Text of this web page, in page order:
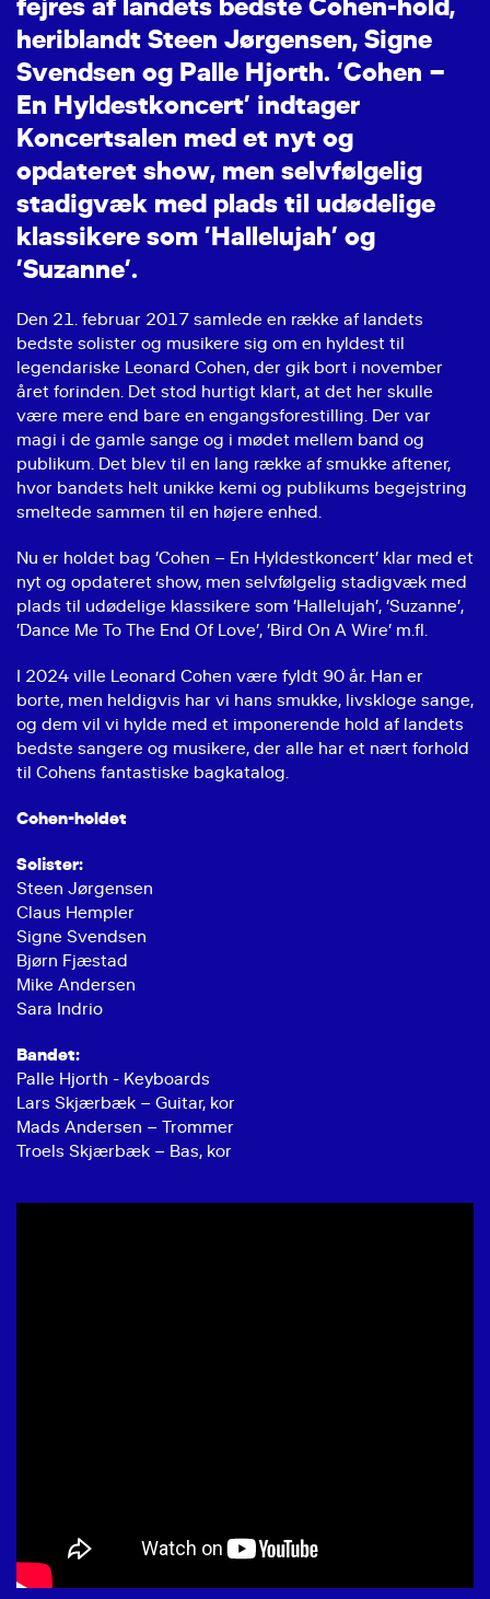
heriblandt Steen Jørgensen, Signe
Svendsen og Palle Hjorth. ’Cohen –
En Hyldestkoncert’ indtager
Koncertsalen med et nyt og
opdateret show, men selvfølgelig
stadigvæk med plads til udødelige
klassikere som ’Hallelujah’ og
’Suzanne’.
Den 21. februar 2017 samlede en række af landets
bedste solister og musikere sig om en hyldest til
legendariske Leonard Cohen, der gik bort i november
året forinden. Det stod hurtigt klart, at det her skulle
være mere end bare en engangsforestilling. Der var
magi i de gamle sange og i mødet mellem band og
publikum. Det blev til en lang række af smukke aftener,
hvor bandets helt unikke kemi og publikums begejstring
smeltede sammen til en højere enhed.
Nu er holdet bag ’Cohen – En Hyldestkoncert’ klar med et
nyt og opdateret show, men selvfølgelig stadigvæk med
plads til udødelige klassikere som ’Hallelujah’, ’Suzanne’,
’Dance Me To The End Of Love’, ’Bird On A Wire’ m.fl.
I 2024 ville Leonard Cohen være fyldt 90 år. Han er
borte, men heldigvis har vi hans smukke, livskloge sange,
og dem vil vi hylde med et imponerende hold af landets
bedste sangere og musikere, der alle har et nært forhold
til Cohens fantastiske bagkatalog.
Cohen-holdet
Solister:
Steen Jørgensen
Claus Hempler
Signe Svendsen
Bjørn Fjæstad
Mike Andersen
Sara Indrio
Bandet:
Palle Hjorth - Keyboards
Lars Skjærbæk – Guitar, kor
Mads Andersen – Trommer
Troels Skjærbæk – Bas, kor